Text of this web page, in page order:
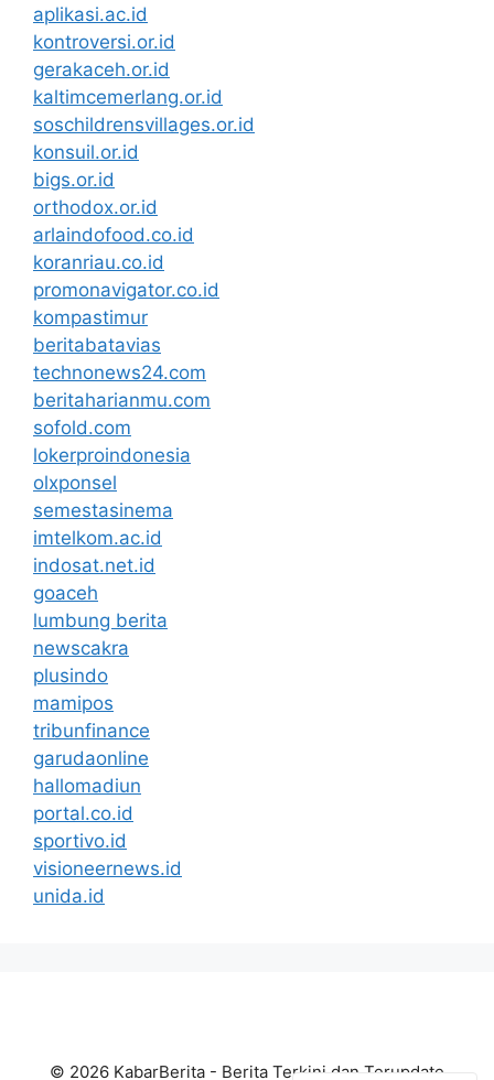
aplikasi.ac.id
kontroversi.or.id
gerakaceh.or.id
kaltimcemerlang.or.id
soschildrensvillages.or.id
konsuil.or.id
bigs.or.id
orthodox.or.id
arlaindofood.co.id
koranriau.co.id
promonavigator.co.id
kompastimur
beritabatavias
technonews24.com
beritaharianmu.com
sofold.com
lokerproindonesia
olxponsel
semestasinema
imtelkom.ac.id
indosat.net.id
goaceh
lumbung berita
newscakra
plusindo
mamipos
tribunfinance
garudaonline
hallomadiun
portal.co.id
sportivo.id
visioneernews.id
unida.id
© 2026 KabarBerita - Berita Terkini dan Terupdate